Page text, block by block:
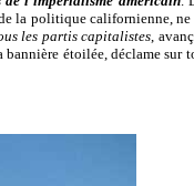
la politique californienne, ne
les partis capitalistes,
étoilée, déclame sur